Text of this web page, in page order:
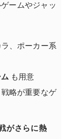
ームやジャッ
、ポーカー系
も用意
略が重要なゲ
がさらに熱